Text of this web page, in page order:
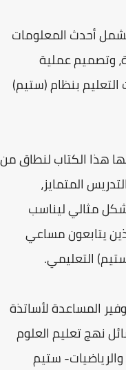
أحدث المعلومات
وتصميم عملية
التعليم بنظام (ستيم)
هذا الكتاب لنطاق من
المتمايز،
مثالي ليناسب
يتابعون مساعي
التعليمي.​
المساعدة لأساتذة
نهج تعليم العلوم
ستيم